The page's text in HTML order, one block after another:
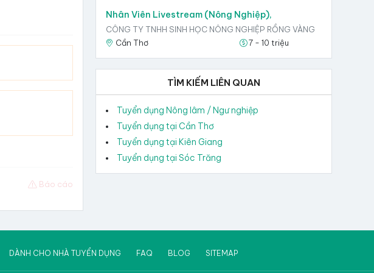
Báo cáo
Nhân Viên Livestream (Nông Nghiệp),
CÔNG TY TNHH SINH HỌC NÔNG NGHIỆP RỒNG VÀNG
Cần Thơ
7 - 10 triệu
TÌM KIẾM LIÊN QUAN
Tuyển dụng Nông lâm / Ngư nghiệp
Tuyển dụng tại Cần Thơ
Tuyển dụng tại Kiên Giang
Tuyển dụng tại Sóc Trăng
DÀNH CHO NHÀ TUYỂN DỤNG FAQ BLOG SITEMAP